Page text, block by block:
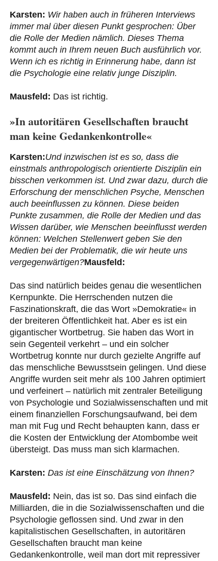
Karsten: Wir haben auch in früheren Interviews
immer mal über diesen Punkt gesprochen: Über
die Rolle der Medien nämlich. Dieses Thema
kommt auch in Ihrem neuen Buch ausführlich vor.
Wenn ich es richtig in Erinnerung habe, dann ist
die Psychologie eine relativ junge Disziplin.
Mausfeld: Das ist richtig.
»In autoritären Gesellschaften braucht
man keine Gedankenkontrolle«
Karsten:Und inzwischen ist es so, dass die
einstmals anthropologisch orientierte Disziplin ein
bisschen verkommen ist. Und zwar dazu, durch die
Erforschung der menschlichen Psyche, Menschen
auch beeinflussen zu können. Diese beiden
Punkte zusammen, die Rolle der Medien und das
Wissen darüber, wie Menschen beeinflusst werden
können: Welchen Stellenwert geben Sie den
Medien bei der Problematik, die wir heute uns
vergegenwärtigen?Mausfeld:
Das sind natürlich beides genau die wesentlichen
Kernpunkte. Die Herrschenden nutzen die
Faszinationskraft, die das Wort »Demokratie« in
der breiteren Öffentlichkeit hat. Aber es ist ein
gigantischer Wortbetrug. Sie haben das Wort in
sein Gegenteil verkehrt – und ein solcher
Wortbetrug konnte nur durch gezielte Angriffe auf
das menschliche Bewusstsein gelingen. Und diese
Angriffe wurden seit mehr als 100 Jahren optimiert
und verfeinert – natürlich mit zentraler Beteiligung
von Psychologie und Sozialwissenschaften und mit
einem finanziellen Forschungsaufwand, bei dem
man mit Fug und Recht behaupten kann, dass er
die Kosten der Entwicklung der Atombombe weit
übersteigt. Das muss man sich klarmachen.
Karsten: Das ist eine Einschätzung von Ihnen?
Mausfeld: Nein, das ist so. Das sind einfach die
Milliarden, die in die Sozialwissenschaften und die
Psychologie geflossen sind. Und zwar in den
kapitalistischen Gesellschaften, in autoritären
Gesellschaften braucht man keine
Gedankenkontrolle, weil man dort mit repressiver